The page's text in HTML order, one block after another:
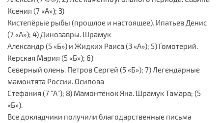
Ксения (7 «А»); 3)
Кистепёрые рыбы (прошлое и настоящее). Ипатьев Денис
(7 «А»); 4) Динозавры. Шрамук
Александр (5 «Б») и Жидких Раиса (3 «А»); 5) Гомотерий.
Керская Мария (5 «Б»); 6)
Северный олень. Петров Сергей (5 «Б»); 7) Легендарные
мамонтята России. Осипова
Стефания (7 "А"); 8) Мамонтёнок Яна. Шрамук Тамара; (5
«Б»).
Все докладчики получили благодарственные письма